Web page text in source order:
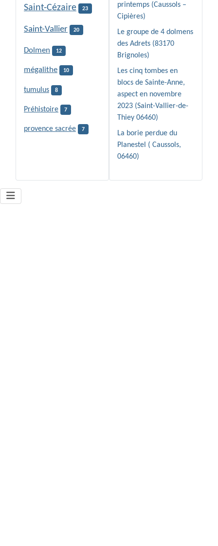
Saint-Cézaire 23
Saint-Vallier 20
Dolmen 12
mégalithe 10
tumulus 8
Préhistoire 7
provence sacrée 7
printemps (Caussols –
Cipières)
Le groupe de 4 dolmens
des Adrets (83170
Brignoles)
Les cinq tombes en
blocs de Sainte-Anne,
aspect en novembre
2023 (Saint-Vallier-de-
Thiey 06460)
La borie perdue du
Planestel ( Caussols,
06460)